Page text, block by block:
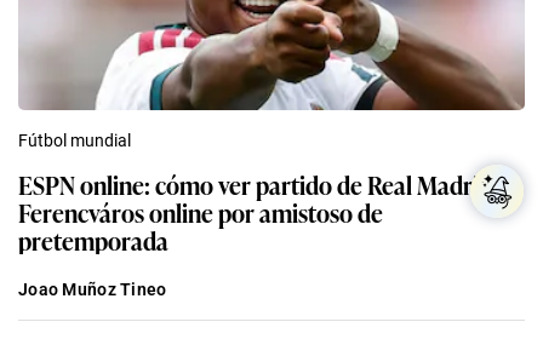
Fútbol mundial
ESPN online: cómo ver partido de Real Madrid vs
Ferencváros online por amistoso de
pretemporada
Joao Muñoz Tineo